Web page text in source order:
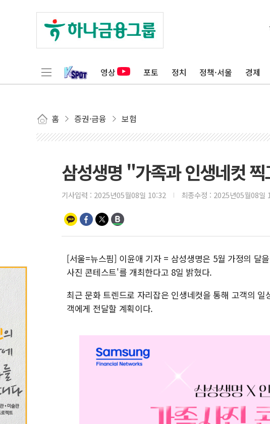
영상 포토 정치 정책·서울 경제
홈 증권·금융 보험
삼성생명 "가족과 인생네컷
기사입력 : 2025년05월08일 10:32 최종수정 : 2025년05월08일
[서울=뉴스핌] 이윤애 기자 = 삼성생명은 5월 가정의 달
사진 콘테스트'를 개최한다고 8일 밝혔다.
최근 문화 트렌드로 자리잡은 인생네컷을 통해 고객의
객에게 전달할 계획이다.